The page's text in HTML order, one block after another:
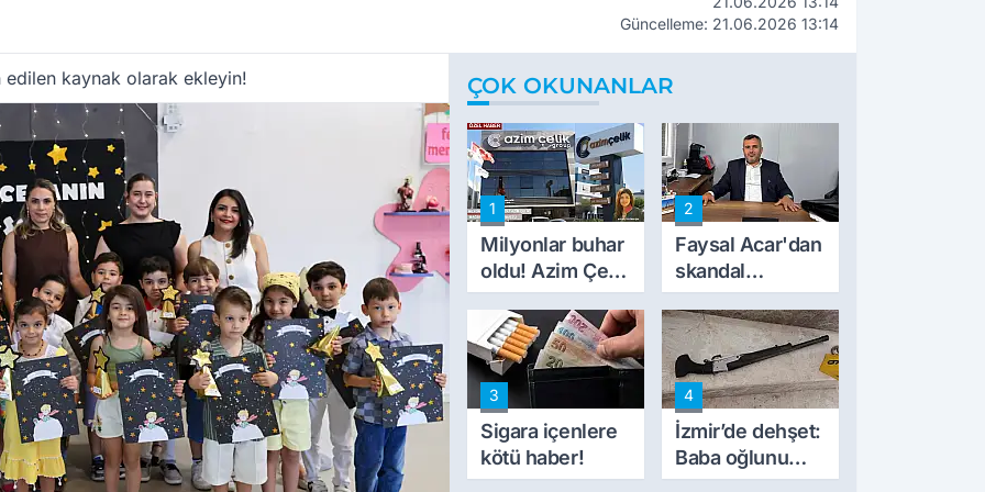
Güncelleme: 21.06.2026 13:14
kaynak olarak ekleyin! ÇOK OKUNANLAR
1
Milyonlar buhar
oldu! Azim Çelik
inşaat mağduru
ilk kez konuştu
2
Faysal Acar'dan
skandal
açıklamalar:
'Haluk Levent
peynircilerimizi
de kıskaca aldı,
müdahale ettik'
3
Sigara içenlere
kötü haber!
4
İzmir’de dehşet:
Baba oğlunu
vurdu